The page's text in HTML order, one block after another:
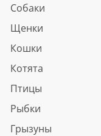
Собаки
Щенки
Кошки
Котята
Птицы
Рыбки
Грызуны